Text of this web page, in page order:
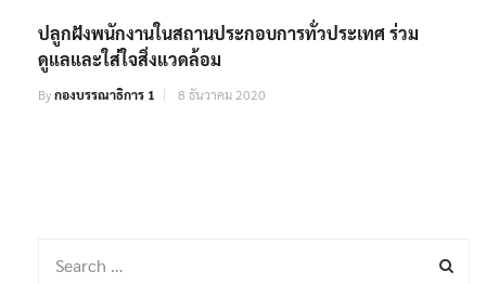
ปลูกฝังพนักงานในสถานประกอบการทั่วประเทศ ร่วม
ดูแลและใส่ใจสิ่งแวดล้อม
Byกองบรรณาธิการ 1 8 ธันวาคม 2020